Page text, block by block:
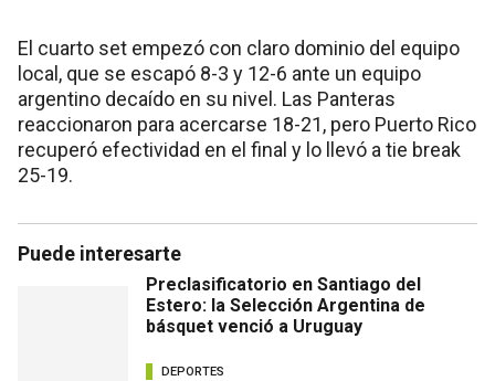
El cuarto set empezó con claro dominio del equipo
local, que se escapó 8-3 y 12-6 ante un equipo
argentino decaído en su nivel. Las Panteras
reaccionaron para acercarse 18-21, pero Puerto Rico
recuperó efectividad en el final y lo llevó a tie break
25-19.
Puede interesarte
Preclasificatorio en Santiago del
Estero: la Selección Argentina de
básquet venció a Uruguay
DEPORTES